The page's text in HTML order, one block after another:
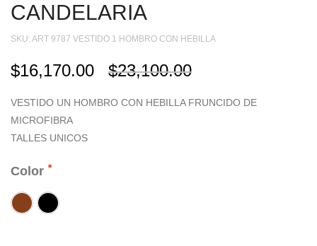
CANDELARIA
SKU: ART 9787 VESTIDO 1 HOMBRO CON HEBILLA
$23,100.00
$16,170.00
VESTIDO UN HOMBRO CON HEBILLA FRUNCIDO DE
MICROFIBRA
TALLES UNICOS
Color